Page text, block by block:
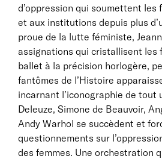
d’oppression qui soumettent les
et aux institutions depuis plus
proue de la lutte féministe,
assignations qui cristallisent les
ballet à la précision horlogère,
fantômes de l’Histoire
incarnant l’iconographie de tout
Deleuze, Simone de Beauvoir,
Andy Warhol se succèdent et
questionnements sur
des femmes. Une orchestration